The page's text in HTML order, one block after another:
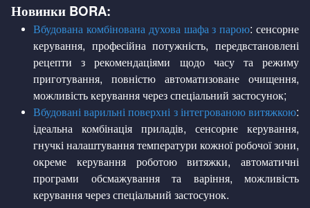
Новинки BORA:
Вбудована комбінована духова шафа з парою: сенсорне
керування, професійна потужність, передвстановлені
рецепти з рекомендаціями щодо часу та режиму
приготування, повністю автоматизоване очищення,
можливість керування через спеціальний застосунок;
Вбудовані варильні поверхні з інтегрованою витяжкою:
ідеальна комбінація приладів, сенсорне керування,
гнучкі налаштування температури кожної робочої зони,
окреме керування роботою витяжки, автоматичні
програми обсмажування та варіння, можливість
керування через спеціальний застосунок.